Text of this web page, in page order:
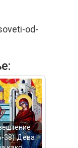
od-
38) Дева